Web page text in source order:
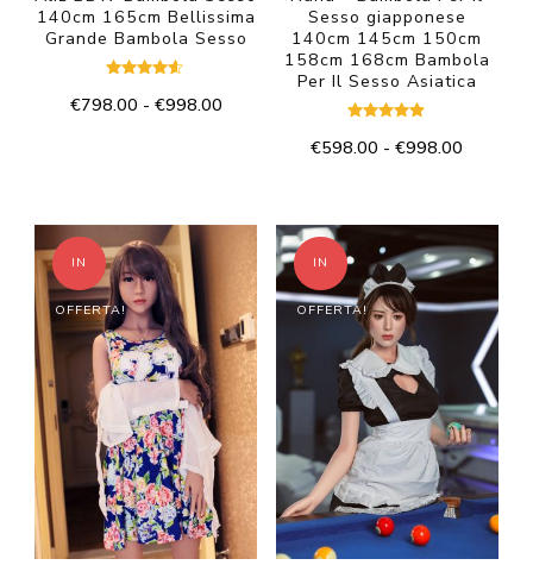
140cm 165cm Bellissima
Grande Bambola Sesso
4.50
€798.00 - €998.00Fascia
a
€998.00
più
varianti.
Le
opzioni
possono
essere
scelte
nella
pagina
del
Sesso giapponese
140cm 145cm 150cm
158cm 168cm Bambola
Per Il Sesso Asiatica
4.75
€598.00 - €998.00
da
€598.00
a
€998.00
ha
più
varianti.
Le
opzioni
possono
essere
scelte
nella
pagina
IN
OFFERTA!
IN
OFFERTA!